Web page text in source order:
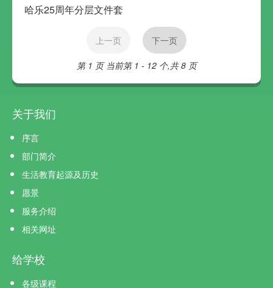
哈乐25周年分层文件套
上一页 下一页
第 1 页 当前第 1 - 12 个,共 8 页
关于我们
序言
部门简介
生活教育起源及历史
愿景
服务介绍
相关网址
给学校
各级课程